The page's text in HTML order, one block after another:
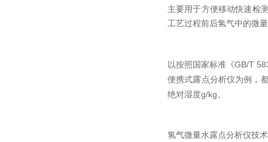
主要用于方便移动快速检
工艺过程前后氢气中的微
以按照国家标准《GB/T
便携式露点分析仪为例，
绝对湿度g/kg。
氢气微量水露点分析仪技